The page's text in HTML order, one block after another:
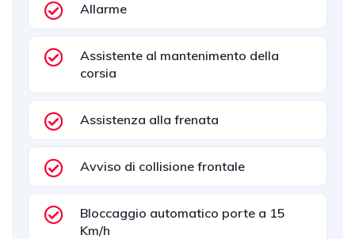
Allarme
Assistente al mantenimento della
corsia
Assistenza alla frenata
Avviso di collisione frontale
Bloccaggio automatico porte a 15
Km/h